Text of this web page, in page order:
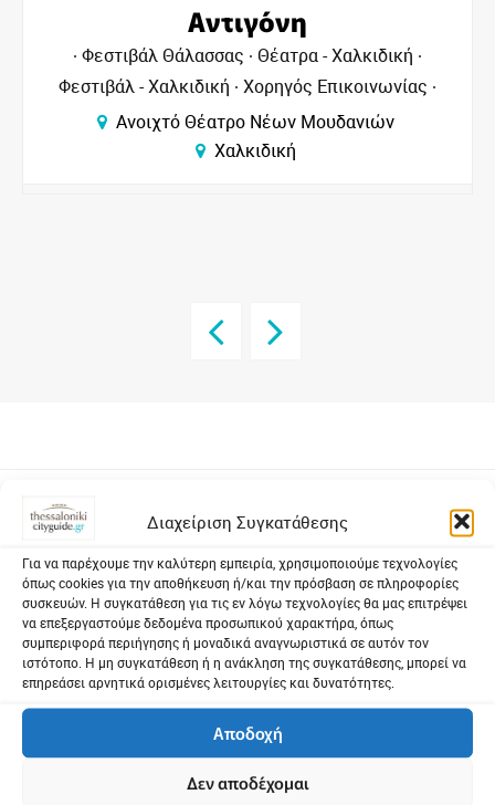
Διαχείριση Συγκατάθεσης
Για να παρέχουμε την καλύτερη εμπειρία, χρησιμοποιούμε τεχνολογίες
όπως cookies για την αποθήκευση ή/και την πρόσβαση σε πληροφορίες
συσκευών. Η συγκατάθεση για τις εν λόγω τεχνολογίες θα μας επιτρέψει
να επεξεργαστούμε δεδομένα προσωπικού χαρακτήρα, όπως
συμπεριφορά περιήγησης ή μοναδικά αναγνωριστικά σε αυτόν τον
ιστότοπο. Η μη συγκατάθεση ή η ανάκληση της συγκατάθεσης, μπορεί να
επηρεάσει αρνητικά ορισμένες λειτουργίες και δυνατότητες.
Αποδοχή
Δεν αποδέχομαι
Αντιγόνη
Φεστιβάλ Θάλασσας Θέατρα - Χαλκιδική
Φεστιβάλ - Χαλκιδική Χορηγός Επικοινωνίας
Ανοιχτό Θέατρο Νέων Μουδανιών
Χαλκιδική
Showing 1 from 11 Items
Count: 10 Sort by: Title
Order: